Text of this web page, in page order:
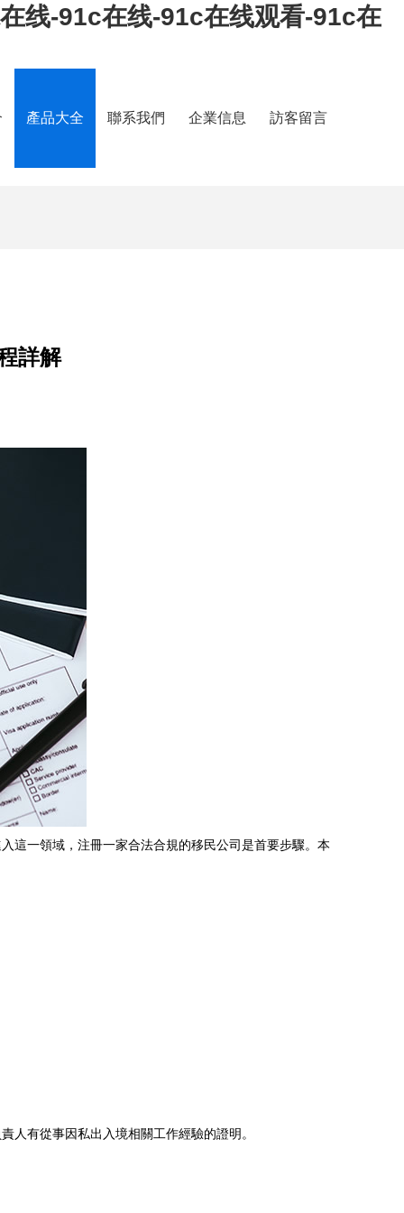
线-91c在线-91c在线观看-91c在
產品大全 聯系我們 企業信息 訪客留言
詳解
這一領域，注冊一家合法合規的移民公司是首要步驟。本
人有從事因私出入境相關工作經驗的證明。